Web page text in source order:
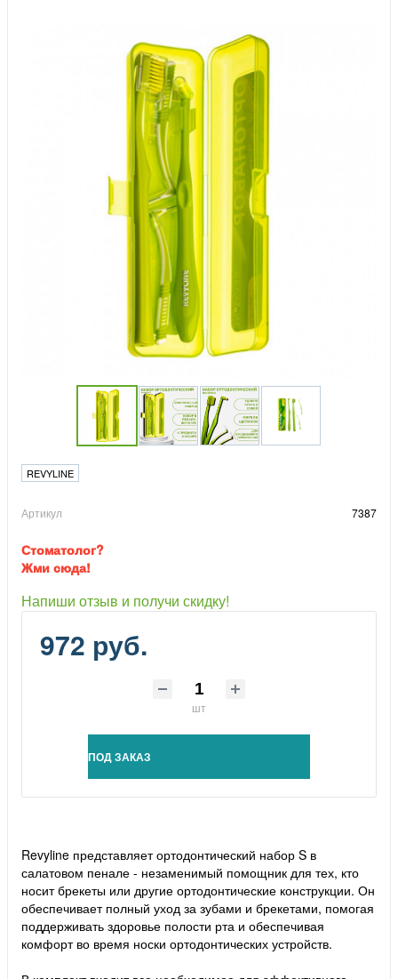
REVYLINE
Артикул 7387
Стоматолог?
Жми сюда!
Напиши отзыв и получи скидку!
972 руб.
шт
ПОД ЗАКАЗ
Revyline представляет ортодонтический набор S в
салатовом пенале - незаменимый помощник для тех, кто
носит брекеты или другие ортодонтические конструкции. Он
обеспечивает полный уход за зубами и брекетами, помогая
поддерживать здоровье полости рта и обеспечивая
комфорт во время носки ортодонтических устройств.